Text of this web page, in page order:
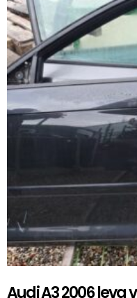
Audi A3 2006